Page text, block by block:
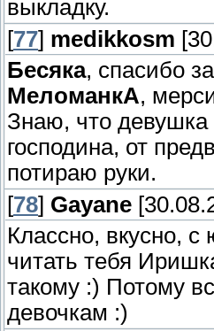
выкладку.
[77] medikkosm
Бесяка, спасибо
МеломанкА,
Знаю, что девушка
господина, от
потираю руки.
[78] Gayane
Классно, вкусно,
читать тебя
такому :) Потому
девочкам :)